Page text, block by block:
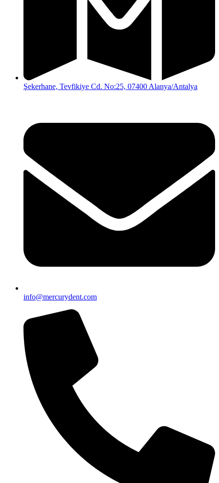
Şekerhane, Tevfikiye Cd. No:25, 07400 Alanya/Antalya
info@mercurydent.com